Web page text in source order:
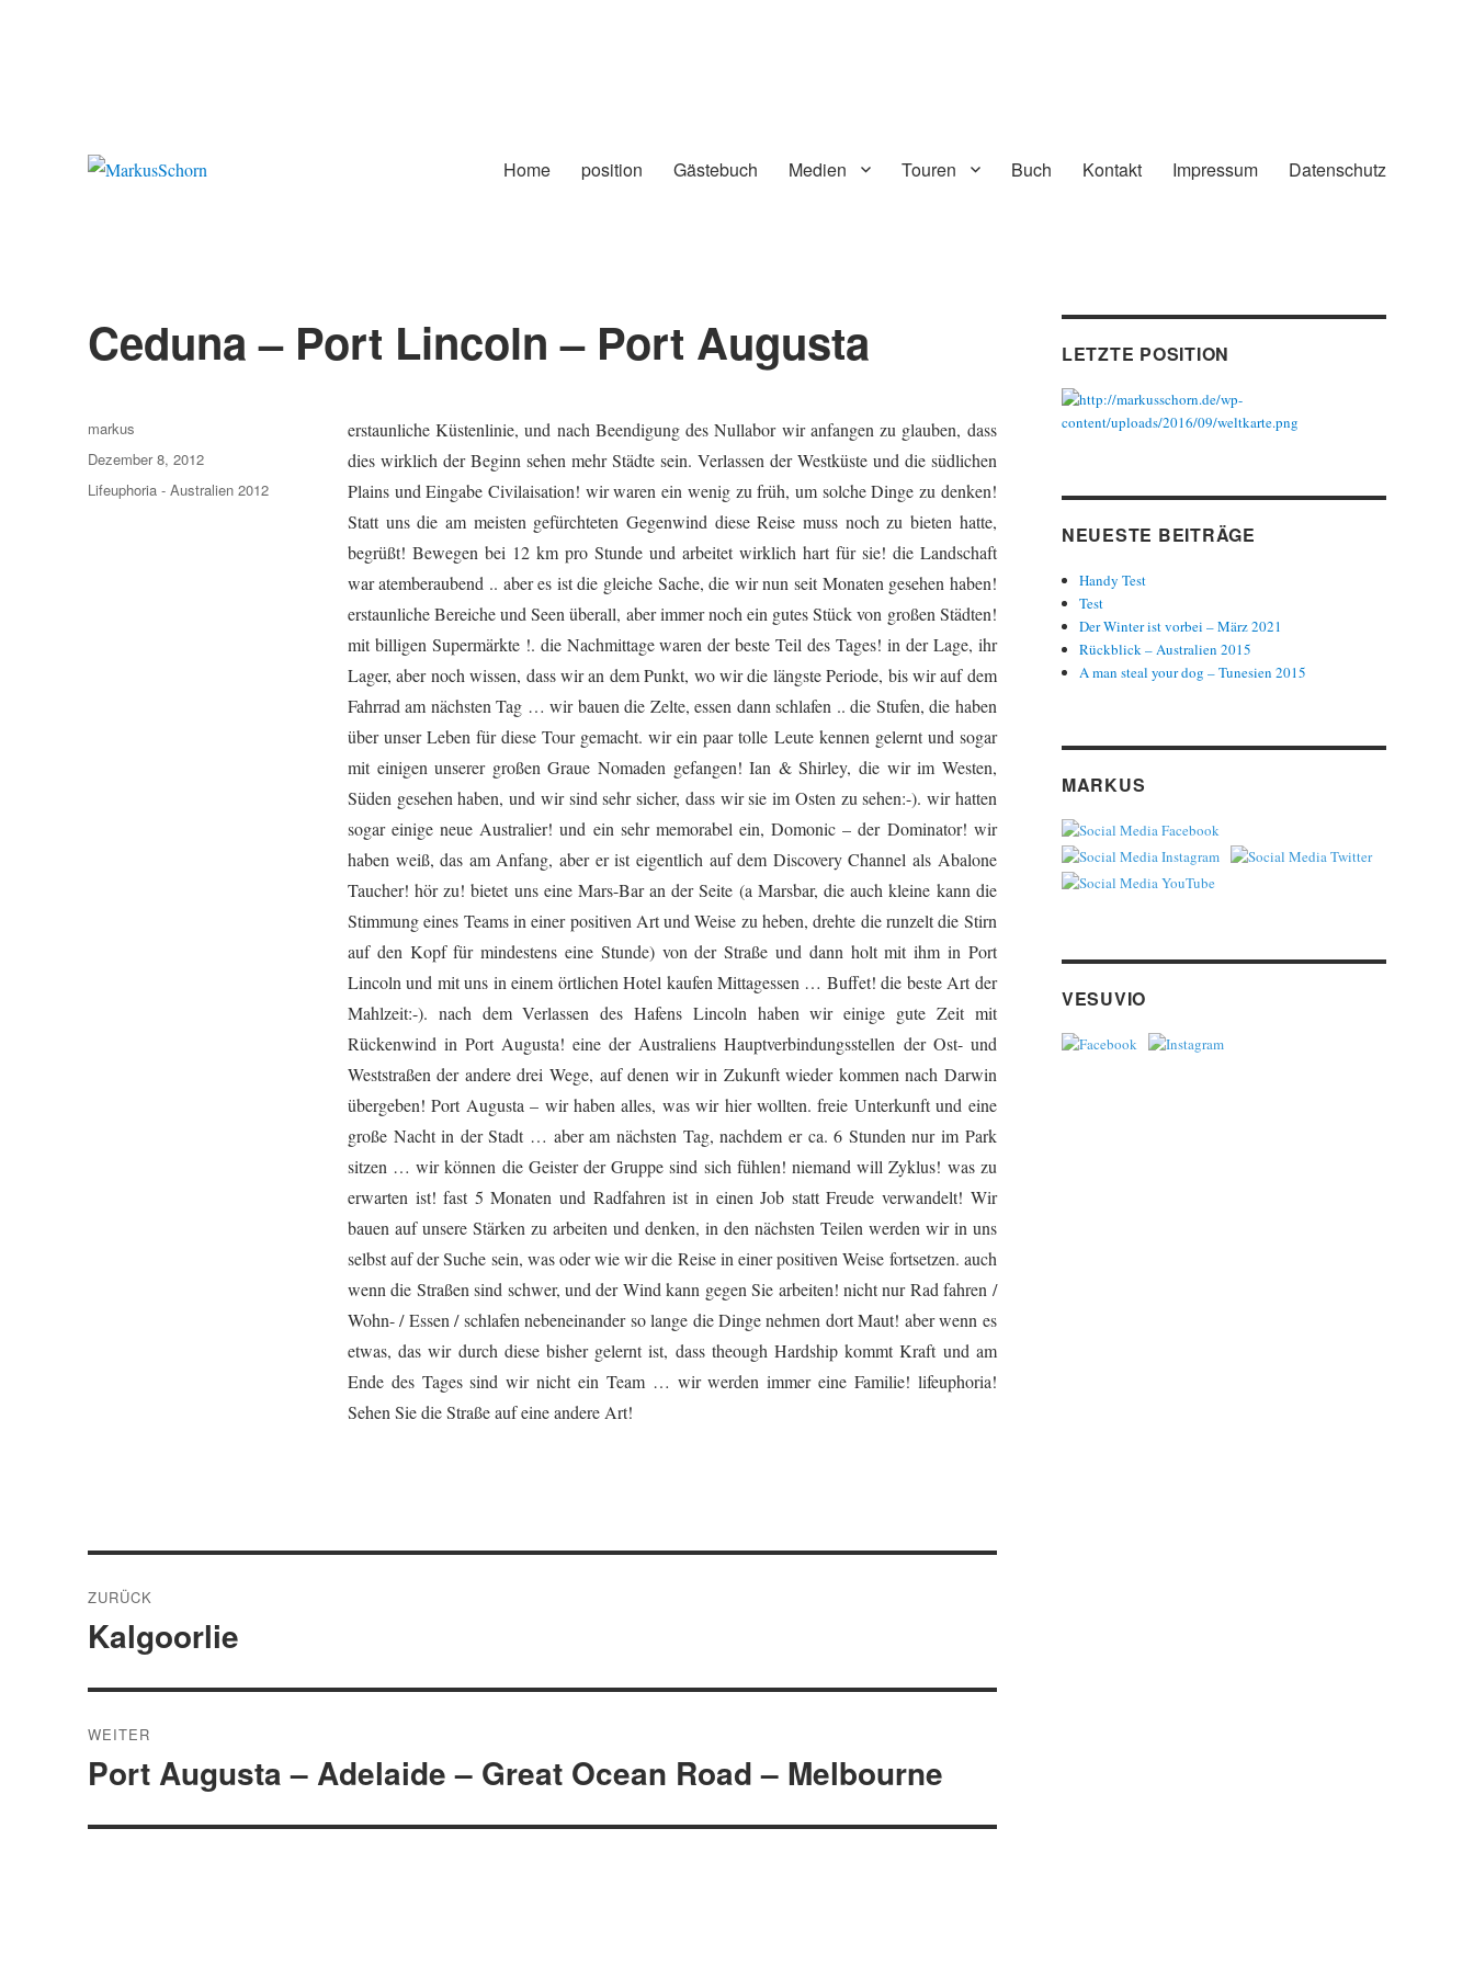
Home position Gästebuch Medien Touren Buch Kontakt Impressum Datenschutz
Ceduna – Port Lincoln – Port Augusta
erstaunliche Küstenlinie, und nach Beendigung des Nullabor wir anfangen zu glauben, dass
dies wirklich der Beginn sehen mehr Städte sein. Verlassen der Westküste und die südlichen
Plains und Eingabe Civilaisation! wir waren ein wenig zu früh, um solche Dinge zu denken!
Statt uns die am meisten gefürchteten Gegenwind diese Reise muss noch zu bieten hatte,
begrüßt! Bewegen bei 12 km pro Stunde und arbeitet wirklich hart für sie! die Landschaft
war atemberaubend .. aber es ist die gleiche Sache, die wir nun seit Monaten gesehen haben!
erstaunliche Bereiche und Seen überall, aber immer noch ein gutes Stück von großen Städten!
mit billigen Supermärkte !. die Nachmittage waren der beste Teil des Tages! in der Lage, ihr
Lager, aber noch wissen, dass wir an dem Punkt, wo wir die längste Periode, bis wir auf dem
Fahrrad am nächsten Tag … wir bauen die Zelte, essen dann schlafen .. die Stufen, die haben
über unser Leben für diese Tour gemacht. wir ein paar tolle Leute kennen gelernt und sogar
mit einigen unserer großen Graue Nomaden gefangen! Ian & Shirley, die wir im Westen,
Süden gesehen haben, und wir sind sehr sicher, dass wir sie im Osten zu sehen:-). wir hatten
sogar einige neue Australier! und ein sehr memorabel ein, Domonic – der Dominator! wir
haben weiß, das am Anfang, aber er ist eigentlich auf dem Discovery Channel als Abalone
Taucher! hör zu! bietet uns eine Mars-Bar an der Seite (a Marsbar, die auch kleine kann die
Stimmung eines Teams in einer positiven Art und Weise zu heben, drehte die runzelt die Stirn
auf den Kopf für mindestens eine Stunde) von der Straße und dann holt mit ihm in Port
Lincoln und mit uns in einem örtlichen Hotel kaufen Mittagessen … Buffet! die beste Art der
Mahlzeit:-). nach dem Verlassen des Hafens Lincoln haben wir einige gute Zeit mit
Rückenwind in Port Augusta! eine der Australiens Hauptverbindungsstellen der Ost- und
Weststraßen der andere drei Wege, auf denen wir in Zukunft wieder kommen nach Darwin
übergeben! Port Augusta – wir haben alles, was wir hier wollten. freie Unterkunft und eine
große Nacht in der Stadt … aber am nächsten Tag, nachdem er ca. 6 Stunden nur im Park
sitzen … wir können die Geister der Gruppe sind sich fühlen! niemand will Zyklus! was zu
erwarten ist! fast 5 Monaten und Radfahren ist in einen Job statt Freude verwandelt! Wir
bauen auf unsere Stärken zu arbeiten und denken, in den nächsten Teilen werden wir in uns
selbst auf der Suche sein, was oder wie wir die Reise in einer positiven Weise fortsetzen. auch
wenn die Straßen sind schwer, und der Wind kann gegen Sie arbeiten! nicht nur Rad fahren /
Wohn- / Essen / schlafen nebeneinander so lange die Dinge nehmen dort Maut! aber wenn es
etwas, das wir durch diese bisher gelernt ist, dass theough Hardship kommt Kraft und am
Ende des Tages sind wir nicht ein Team … wir werden immer eine Familie! lifeuphoria!
Sehen Sie die Straße auf eine andere Art!
Autor
markus
Veröffentlicht
am
Dezember 8, 2012
Kategorien
Lifeuphoria - Australien 2012
ZURÜCK
Vorheriger
Beitrag:
Kalgoorlie
WEITER
Nächster
Port Augusta – Adelaide – Great Ocean Road – Melbourne
LETZTE POSITION
NEUESTE BEITRÄGE
Handy Test
Test
Der Winter ist vorbei – März 2021
Rückblick – Australien 2015
A man steal your dog – Tunesien 2015
MARKUS
VESUVIO